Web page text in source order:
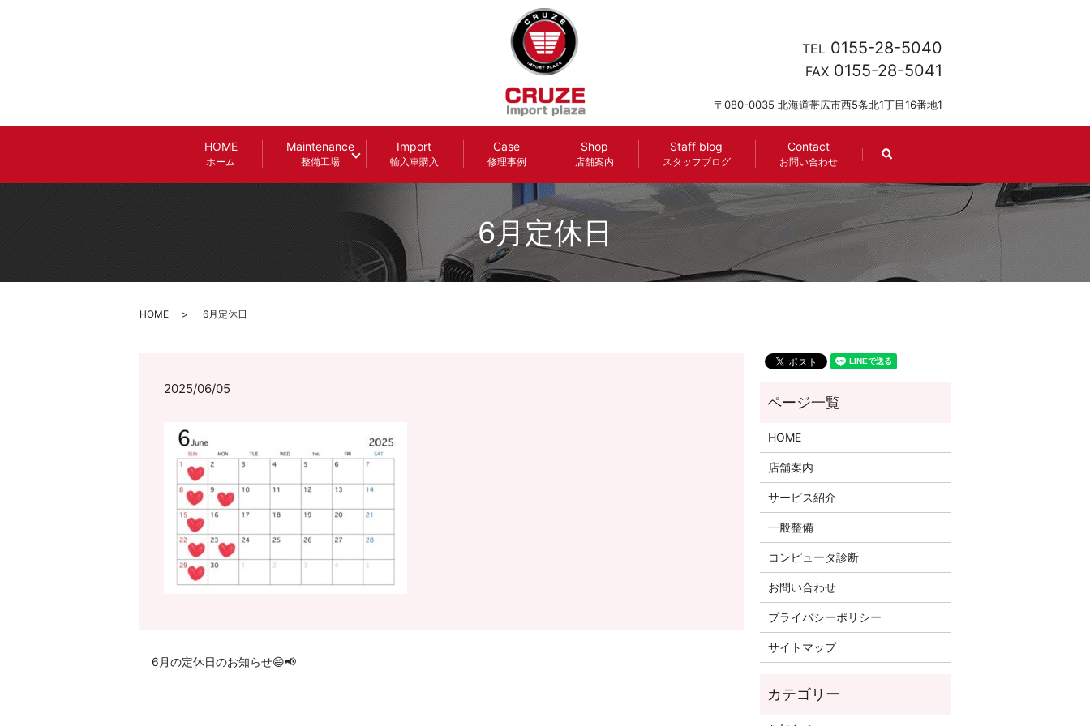
HOME
ホーム
Maintenance
整備工場
Import
輸入車購入
Case
修理事例
Shop
店舗案内
Staff blog
スタッフブログ
Contact
お問い合わせ search
TEL 0155-28-5040
FAX 0155-28-5041
〒080-0035 北海道帯広市西5条北1丁目16番地1
6月定休日
HOME 6月定休日
2025/06/05
6月の定休日のお知らせ😄📢
HOME
店舗案内
サービス紹介
一般整備
コンピュータ診断
お問い合わせ
プライバシーポリシー
サイトマップ